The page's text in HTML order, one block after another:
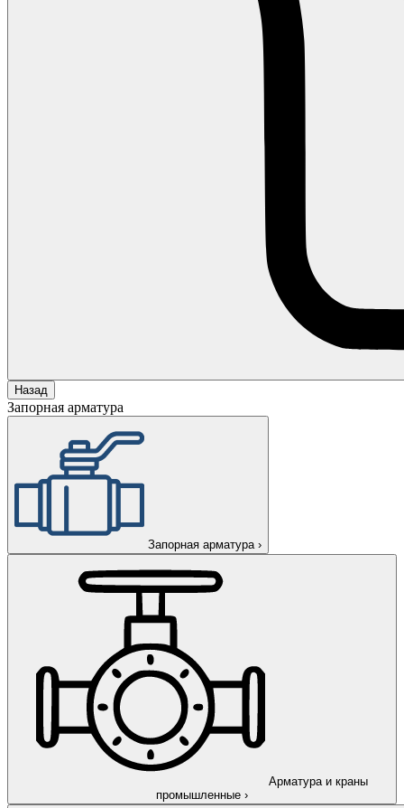
Назад
Запорная арматура
Запорная арматура ›
Арматура и краны
промышленные ›